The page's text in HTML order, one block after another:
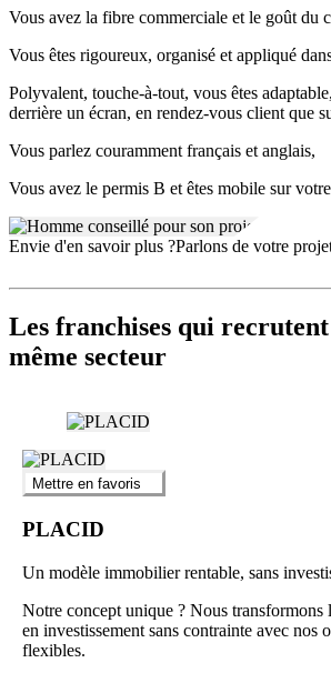
s’implique activement dans la promotion du
locataires dans la sensibilisation aux bonnes
le terrain.
accompagnement sur-mesure permettent un
Droit d’entrée : 1 500 euros
Investissement initial accessible
Chiffre d’affaires potentiel à 2 ans : 70
Chaque porteur de projet est accompagné de
l’ouverture, puis tout au long de l’activité via
l’accès à un centre de ressources, et
Vous avez la fibre commerciale et le goût du
Vous êtes rigoureux, organisé et appliqué
Polyvalent, touche-à-tout, vous êtes
derrière un écran, en rendez-vous client que
Vous parlez couramment français et anglais,
Vous avez le permis B et êtes mobile sur
Envie d'en savoir plus ?Parlons de votre
Les franchises qui recrutent
même secteur
Mettre en favoris
PLACID
Un modèle immobilier rentable, sans
Notre concept unique ? Nous transformons
en investissement sans contrainte avec nos
flexibles.